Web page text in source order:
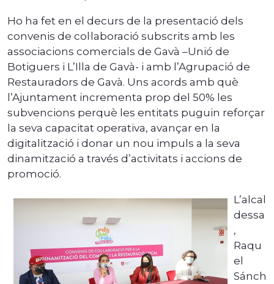
Ho ha fet en el decurs de la presentació dels
convenis de col·laboració subscrits amb les
associacions comercials de Gavà –Unió de
Botiguers i L’Illa de Gavà- i amb l’Agrupació de
Restauradors de Gavà. Uns acords amb què
l’Ajuntament incrementa prop del 50% les
subvencions perquè les entitats puguin reforçar
la seva capacitat operativa, avançar en la
digitalització i donar un nou impuls a la seva
dinamització a través d’activitats i accions de
promoció.
L’alcal
dessa
,
Raqu
el
Sánch